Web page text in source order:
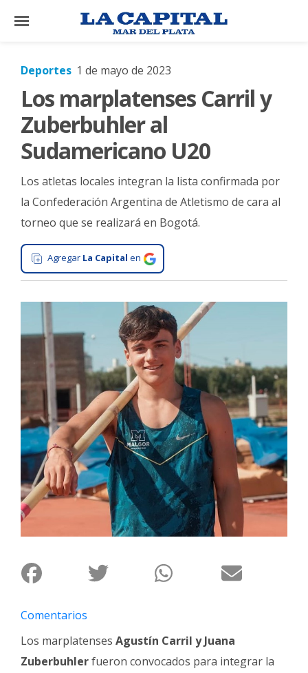
×
El
País
El
Mundo
La
Zona
Cultura
Tecnología
Gastronomía
Salud
General
Ciudad
Deportes
Arte
y
Espectáculos
Policiales
Cartelera
Familia
Fúnebres
Deportes 1 de mayo de 2023
Los marplatenses Carril y
Zuberbuhler al
Sudamericano U20
Los atletas locales integran la lista confirmada por
la Confederación Argentina de Atletismo de cara al
torneo que se realizará en Bogotá.
Agregar La Capital en
Comentarios
Los marplatenses Agustín Carril y Juana
Zuberbuhlerfueron convocados para integrar la